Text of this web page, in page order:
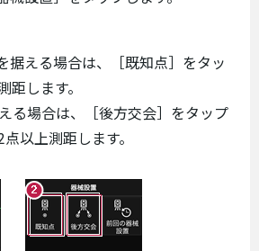
据える場合は、［既知点］をタッ
距します。
る場合は、［後方交会］をタップ
以上測距します。